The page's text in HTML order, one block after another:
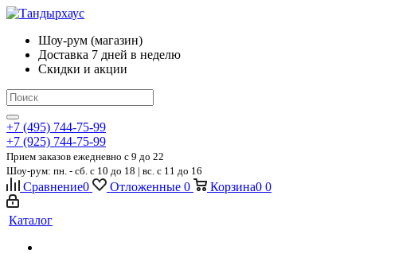
Шоу-рум (магазин)
Доставка 7 дней в неделю
Скидки и акции
+7 (495) 744-75-99
+7 (925) 744-75-99
Прием заказов ежедневно c 9 до 22
Шоу-рум: пн. - сб. с 10 до 18 | вс. с 11 до 16
Сравнение0 Отложенные 0 Корзина0 0
Каталог